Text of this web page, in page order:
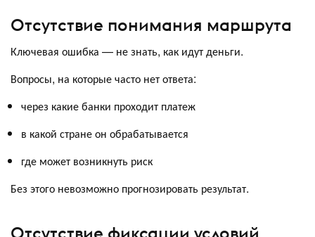
Отсутствие понимания маршрута
Ключевая ошибка — не знать, как идут деньги.
Вопросы, на которые часто нет ответа:
через какие банки проходит платеж
в какой стране он обрабатывается
где может возникнуть риск
Без этого невозможно прогнозировать результат.
Отсутствие фиксации условий